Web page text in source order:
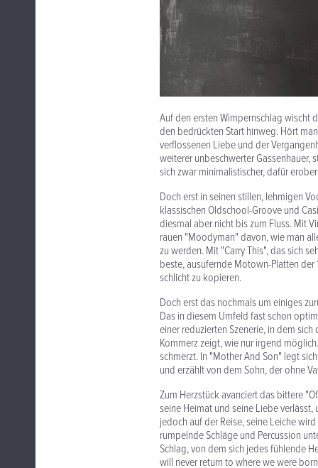
Auf den ersten Wimpernschlag wischt
den bedrückten Start hinweg. Hört
verflossenen Liebe und der
weiterer unbeschwerter Gassenhauer,
sich zwar minimalistischer, dafür
Doch erst in seinen stillen, lehmigen
klassischen Oldschool-Groove und
diesmal aber nicht bis zum Fluss. Mit
rauen "Moodyman" davon, wie man
zu werden. Mit "Carry This", das sich
beste, ausufernde Motown-Platten der
schlicht zu kopieren.
Doch erst das nochmals um einiges
Das in diesem Umfeld fast schon
einer reduzierten Szenerie, in dem
Kommerz zeigt, wie nur irgend
schmerzt. In "Mother And Son" legt
und erzählt von dem Sohn, der ohne
Zum Herzstück avanciert das bittere
seine Heimat und seine Liebe
jedoch auf der Reise, seine Leiche
rumpelnde Schläge und Percussion
Schlag, von dem sich jedes fühlende
will never return to where we were